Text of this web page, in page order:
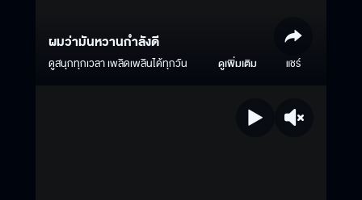
ผมว่ามันหวานกำลังดี
ดูสนุกทุกเวลา เพลิดเพลินได้ทุกวัน ดูเพิ่มเติม แชร์